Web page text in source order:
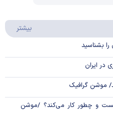
Video
بیشتر
در ایران
موشن گرافیک
و چطور کار می‌کند؟ /موشن